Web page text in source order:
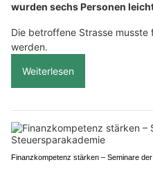
wurden sechs Personen
Die betroffene Strasse
werden.
Weiterlesen
Finanzkompetenz stärken – Seminare